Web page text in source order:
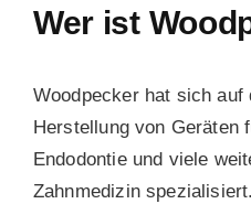
Wer ist
Woodpecker hat sich auf
Herstellung von Geräten
Endodontie und viele
Zahnmedizin